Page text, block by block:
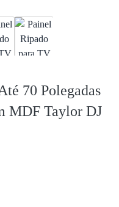
70 Polegadas
MDF Taylor DJ